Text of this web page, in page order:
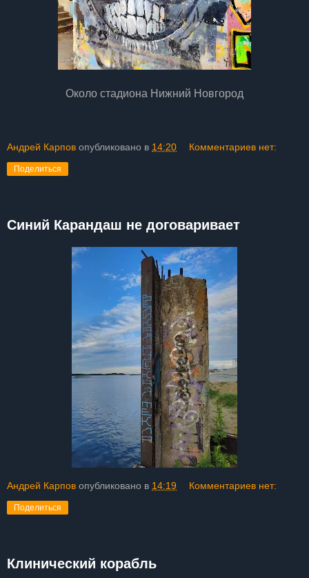
Около стадиона Нижний Новгород
Андрей Карпов опубликовано в 14:20 Комментариев нет:
Поделиться
Синий Карандаш не договаривает
Андрей Карпов опубликовано в 14:19 Комментариев нет:
Поделиться
Клинический корабль